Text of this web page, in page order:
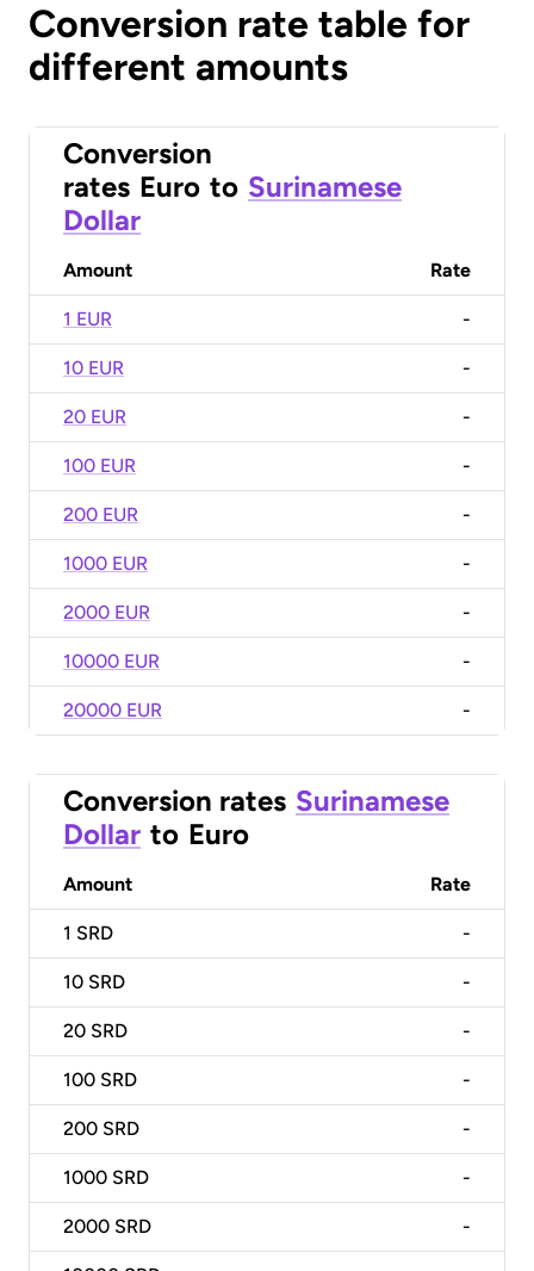
Conversion rate table for
different amounts
Conversion
rates Euro to Surinamese
Dollar
Amount Rate
1 EUR -
10 EUR -
20 EUR -
100 EUR -
200 EUR -
1000 EUR -
2000 EUR -
10000 EUR -
20000 EUR -
Conversion rates Surinamese
Dollar to Euro
Amount Rate
1 SRD -
10 SRD -
20 SRD -
100 SRD -
200 SRD -
1000 SRD -
2000 SRD -